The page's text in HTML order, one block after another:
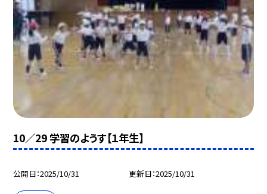
10／29 学習のようす【１年生】
公開日 2025/10/31 更新日 2025/10/31